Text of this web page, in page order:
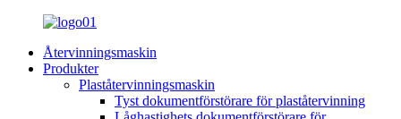
Återvinningsmaskin
Produkter
Plaståtervinningsmaskin
Tyst dokumentförstörare för plaståtervinning